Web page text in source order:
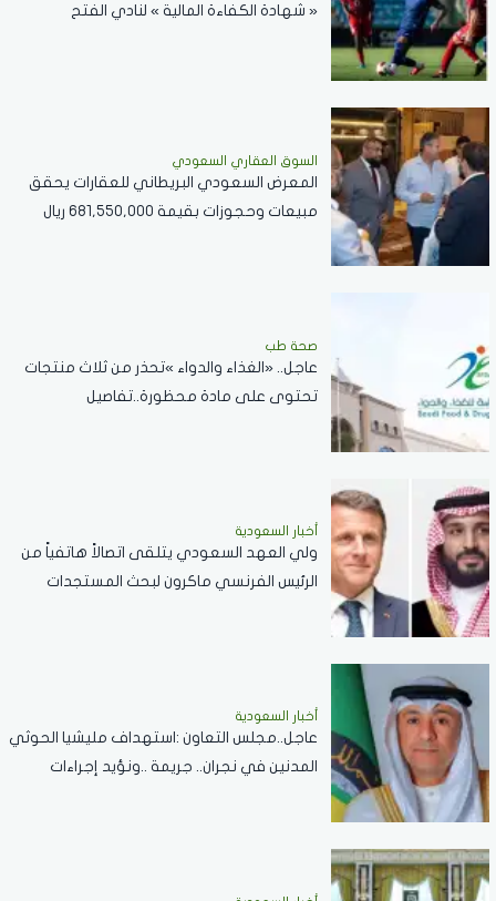
« شهادة الكفاءة المالية » لنادي الفتح
السوق العقاري السعودي
المعرض السعودي البريطاني للعقارات يحقق
مبيعات وحجوزات بقيمة 681,550,000 ريال
صحة طب
عاجل.. «الغذاء والدواء »تحذر من ثلاث منتجات
تحتوى على مادة محظورة..تفاصيل
أخبار السعودية
ولي العهد السعودي يتلقى اتصالاً هاتفياً من
الرئيس الفرنسي ماكرون لبحث المستجدات
أخبار السعودية
عاجل..مجلس التعاون :استهداف مليشيا الحوثي
المدنين في نجران.. جريمة ..ونؤيد إجراءات